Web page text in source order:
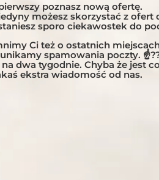
KONKURSU
do połowy lutego 2021 można
motocyklowej, która nie
i ilość...
poznasz nową ofertę.
możesz skorzystać z ofert
sporo ciekawostek do
Ci też o ostatnich
spamowania poczty.
dwa tygodnie. Chyba że jest
ekstra wiadomość od nas.